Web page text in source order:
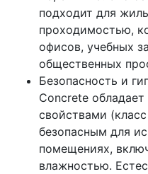
подходит для
проходимостью,
офисов, учебных
общественных
Безопасность и
Concrete
свойствами
безопасным для
помещениях,
влажностью.